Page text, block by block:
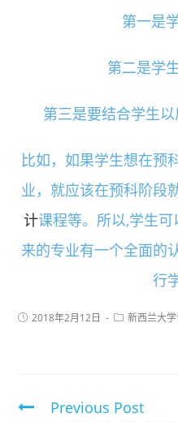
第一是
第二是学
第三是要结合学生以
比如，如果学生想在预
业，就应该在预科阶段
计课程等。所以,学生
来的专业有一个全面的
行
2018年2月12日 新西兰大
Previous Post